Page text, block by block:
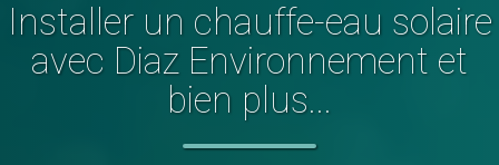
Installer un chauffe-eau solaire
avec Diaz Environnement et
bien plus...